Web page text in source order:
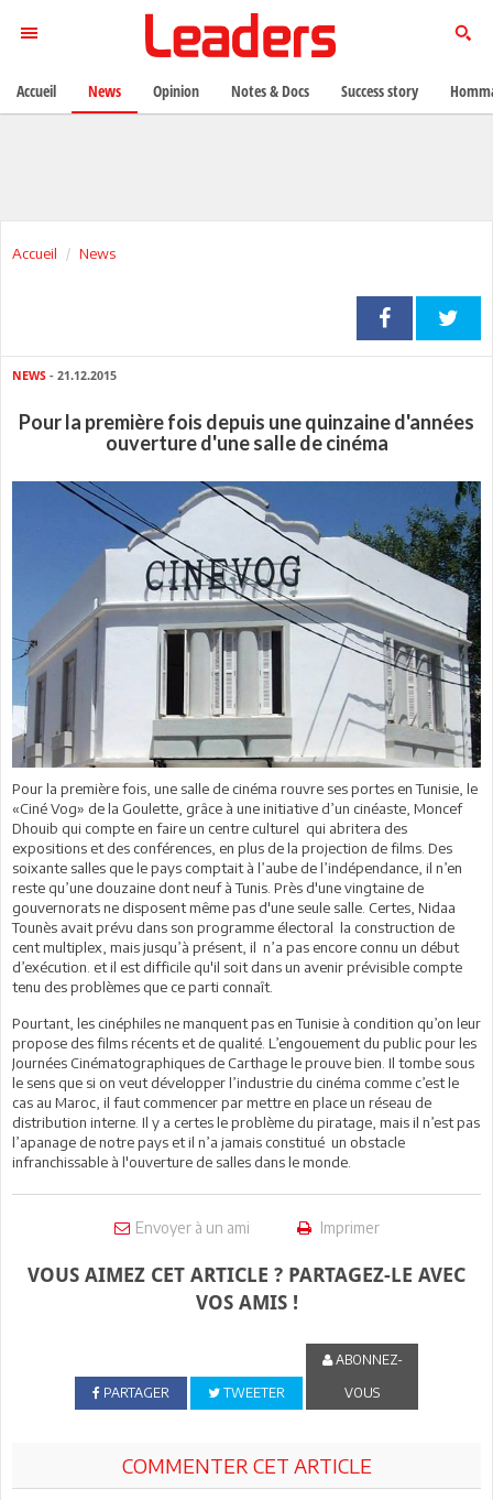
Accueil News
NEWS - 21.12.2015
Pour la première fois depuis une quinzaine d'années
ouverture d'une salle de cinéma
Pour la première fois, une salle de cinéma rouvre ses portes en Tunisie, le
«Ciné Vog» de la Goulette, grâce à une initiative d’un cinéaste, Moncef
Dhouib qui compte en faire un centre culturel qui abritera des
expositions et des conférences, en plus de la projection de films. Des
soixante salles que le pays comptait à l’aube de l’indépendance, il n’en
reste qu’une douzaine dont neuf à Tunis. Près d'une vingtaine de
gouvernorats ne disposent même pas d'une seule salle. Certes, Nidaa
Tounès avait prévu dans son programme électoral la construction de
cent multiplex, mais jusqu’à présent, il n’a pas encore connu un début
d’exécution. et il est difficile qu'il soit dans un avenir prévisible compte
tenu des problèmes que ce parti connaît.
Pourtant, les cinéphiles ne manquent pas en Tunisie à condition qu’on leur
propose des films récents et de qualité. L’engouement du public pour les
Journées Cinématographiques de Carthage le prouve bien. Il tombe sous
le sens que si on veut développer l’industrie du cinéma comme c’est le
cas au Maroc, il faut commencer par mettre en place un réseau de
distribution interne. Il y a certes le problème du piratage, mais il n’est pas
l’apanage de notre pays et il n’a jamais constitué un obstacle
infranchissable à l'ouverture de salles dans le monde.
Envoyer à un ami Imprimer
VOUS AIMEZ CET ARTICLE ? PARTAGEZ-LE AVEC
VOS AMIS !
PARTAGER TWEETER
ABONNEZ-
VOUS
COMMENTER CET ARTICLE
Accueil News Opinion Notes & Docs Success story